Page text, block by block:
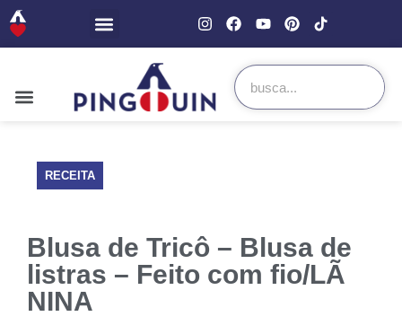
RECEITA
Blusa de Tricô – Blusa de
listras – Feito com fio/LÃ
NINA